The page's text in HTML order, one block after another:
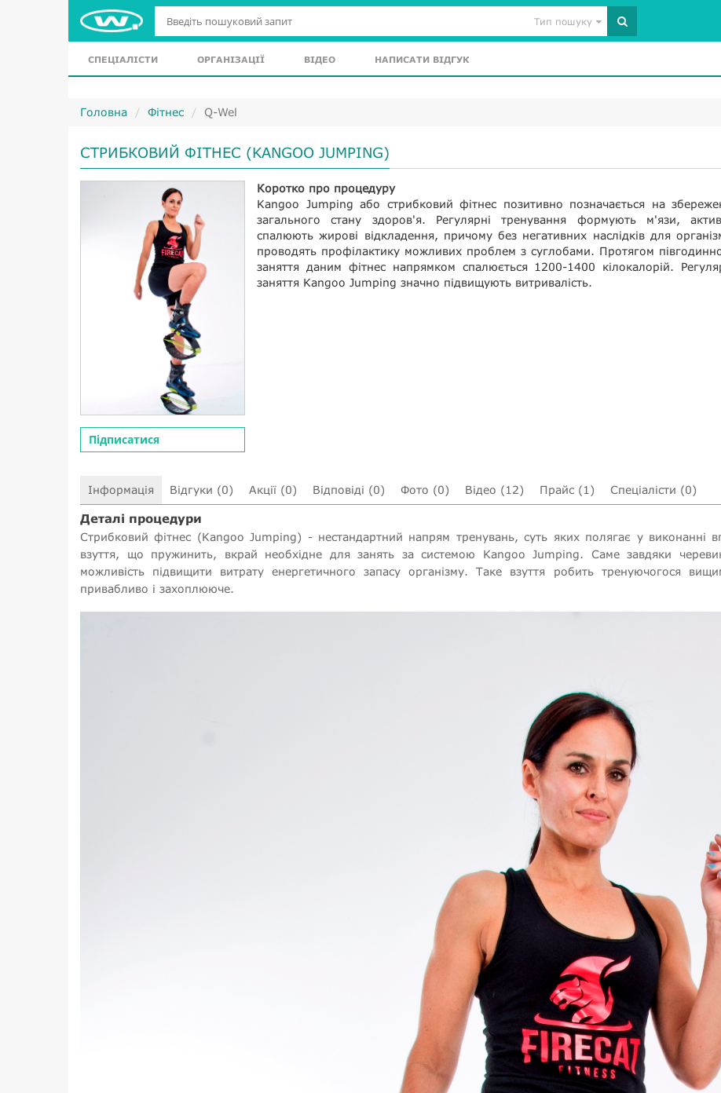
Тип пошуку
СПЕЦІАЛІСТИ ОРГАНІЗАЦІЇ ВІДЕО НАПИСАТИ ВІДГУК
Головна Фітнес Q-Wel
СТРИБКОВИЙ ФІТНЕС (KANGOO JUMPING)
Підписатися
Коротко про процедуру
Kangoo Jumping або стрибковий фітнес позитивно позначається на
загального стану здоров'я. Регулярні тренування формують м'язи,
спалюють жирові відкладення, причому без негативних наслідків для
проводять профілактику можливих проблем з суглобами. Протягом
заняття даним фітнес напрямком спалюється 1200-1400 кілокалорій.
заняття Kangoo Jumping значно підвищують витривалість.
Інформація Відгуки (0) Акції (0) Відповіді (0) Фото (0) Відео (12) Прайс (1) Спеціалісти (0)
Деталі процедури
Стрибковий фітнес (Kangoo Jumping) - нестандартний напрям тренувань, суть яких полягає у виконанні
взуття, що пружинить, вкрай необхідне для занять за системою Kangoo Jumping. Саме завдяки
можливість підвищити витрату енергетичного запасу організму. Таке взуття робить тренуючогося
привабливо і захоплююче.